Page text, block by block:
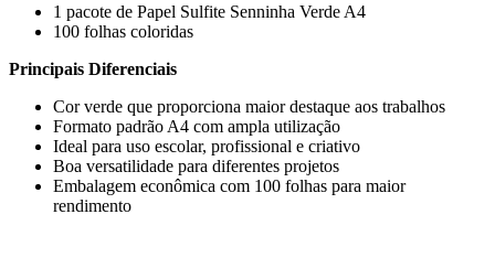
1 pacote de Papel Sulfite Senninha Verde A4
100 folhas coloridas
Principais Diferenciais
Cor verde que proporciona maior destaque aos trabalhos
Formato padrão A4 com ampla utilização
Ideal para uso escolar, profissional e criativo
Boa versatilidade para diferentes projetos
Embalagem econômica com 100 folhas para maior
rendimento